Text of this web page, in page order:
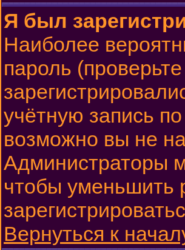
Я был
Наиболее
пароль
учётную запись
возможно вы не
Администраторы
чтобы уменьшить
Вернуться к